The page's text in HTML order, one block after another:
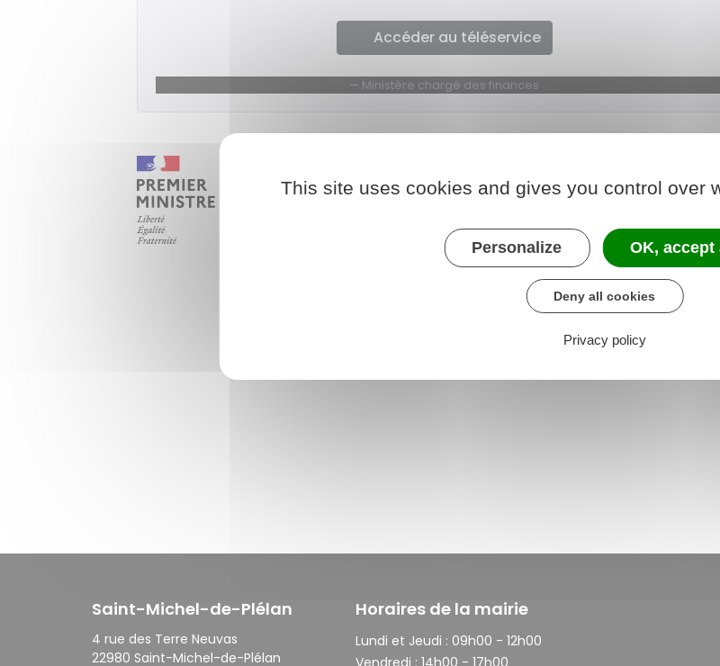
Accéder au téléservice
Ministère chargé des finances
Saint-Michel-de-Plélan
4 rue des Terre Neuvas
22980 Saint-Michel-de-Plélan
Horaires de la mairie
Lundi et Jeudi : 09h00 - 12h00
Vendredi : 14h00 - 17h00
This site uses cookies and gives you control over
Personalize OK, accept
Deny all cookies
Privacy policy